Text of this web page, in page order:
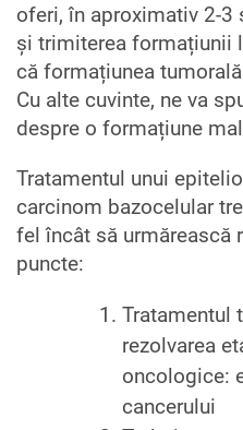
oferi, în aproximativ 2-3
și trimiterea formațiunii
că formațiunea
Cu alte cuvinte, ne va
despre o formațiune
Tratamentul unui
carcinom bazocelular
fel încât să urmărească
puncte:
Tratamentul
rezolvarea
oncologice:
cancerului